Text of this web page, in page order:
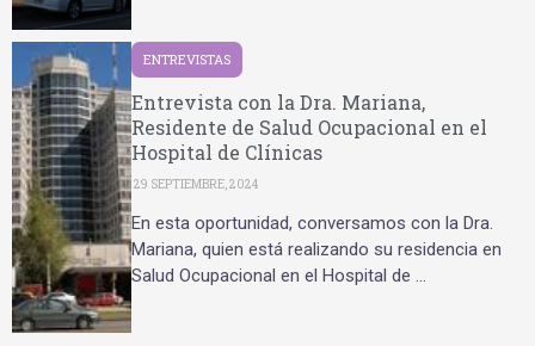
ENTREVISTAS
Entrevista con la Dra. Mariana,
Residente de Salud Ocupacional en el
Hospital de Clínicas
29 SEPTIEMBRE, 2024
En esta oportunidad, conversamos con la Dra.
Mariana, quien está realizando su residencia en
Salud Ocupacional en el Hospital de …